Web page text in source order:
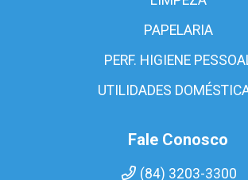
PAPELARIA
PERF. HIGIENE
UTILIDADES
Fale Conosco
(84) 3203-3300